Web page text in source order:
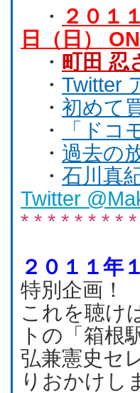
・ ２０１
日（日）
・ 町田 忍
・ Twitter
・ 初めて
・
「ドコ
・ 過去の
・ 石川真
Twitter
* * * * * * * *
２０１１年
特別企画！
これを聴け
トの「箱根
弘兼憲史セ
りおかけし